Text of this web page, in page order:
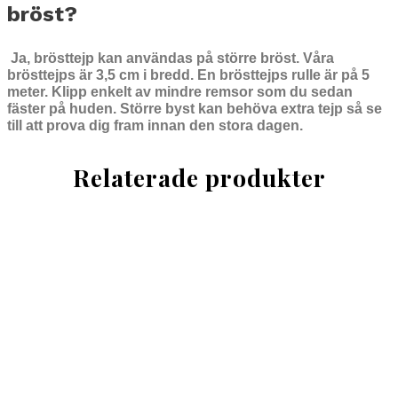
bröst?
Ja, brösttejp kan användas på större bröst. Våra
brösttejps är 3,5 cm i bredd. En brösttejps rulle är på 5
meter. Klipp enkelt av mindre remsor som du sedan
fäster på huden. Större byst kan behöva extra tejp så se
till att prova dig fram innan den stora dagen.
Relaterade produkter